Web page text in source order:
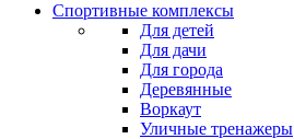
Спортивные комплексы
Для детей
Для дачи
Для города
Деревянные
Воркаут
Уличные тренажеры